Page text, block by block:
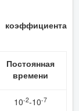
Постоянная
времени
10-2-10-7